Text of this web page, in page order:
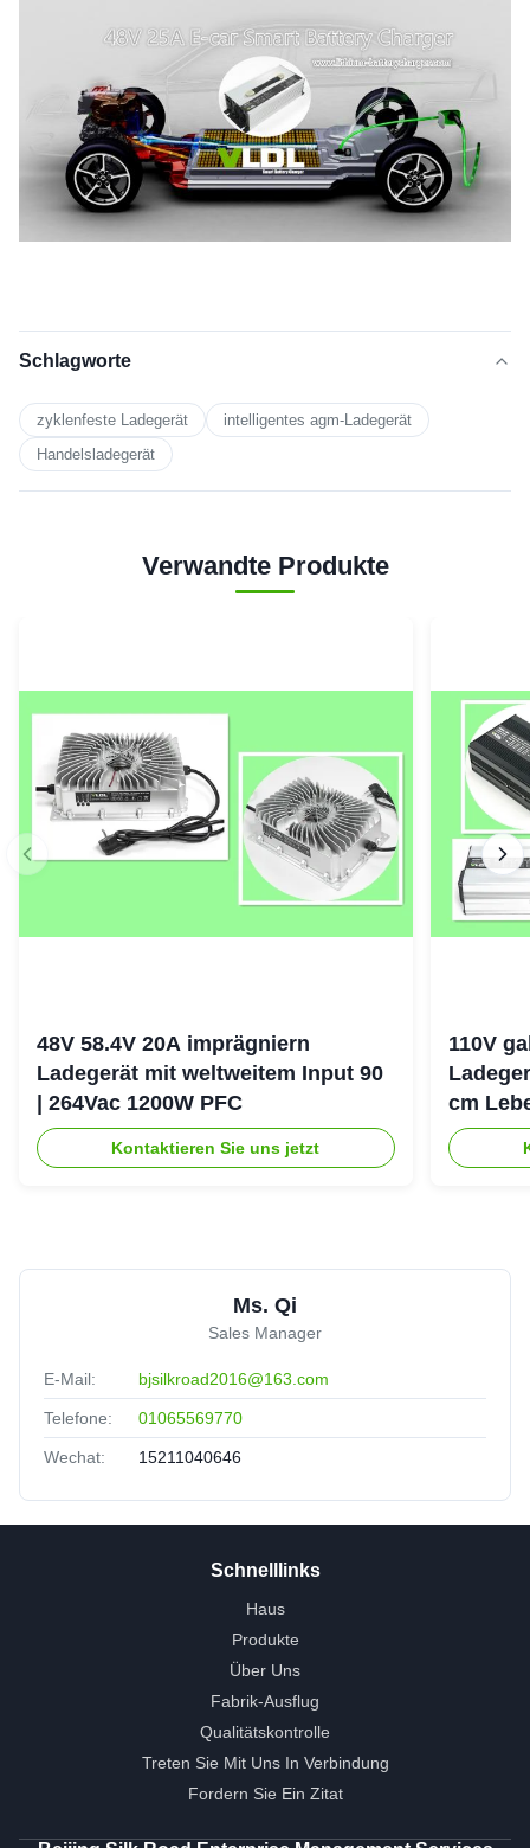
Schlagworte
zyklenfeste Ladegerät
intelligentes agm-Ladegerät
Handelsladegerät
Verwandte Produkte
48V 58.4V 20A imprägniern
Ladegerät mit weltweitem Input 90
| 264Vac 1200W PFC
Kontaktieren Sie uns jetzt
110V
cm
Ms. Qi
Sales Manager
E-Mail: bjsilkroad2016@163.com
Telefone: 01065569770
Wechat: 15211040646
Schnelllinks
Haus
Produkte
Über Uns
Fabrik-Ausflug
Qualitätskontrolle
Treten Sie Mit Uns In Verbindung
Fordern Sie Ein Zitat